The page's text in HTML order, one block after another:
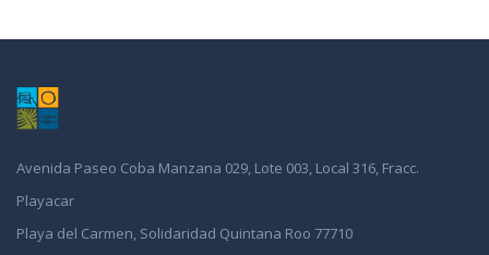
Avenida Paseo Coba Manzana 029, Lote 003, Local 316, Fracc.
Playacar
Playa del Carmen, Solidaridad Quintana Roo 77710